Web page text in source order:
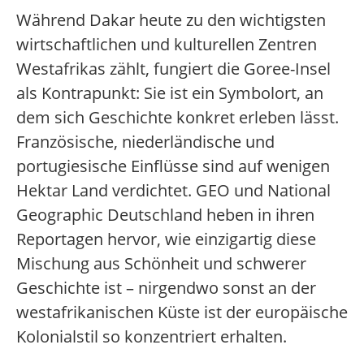
Während Dakar heute zu den wichtigsten
wirtschaftlichen und kulturellen Zentren
Westafrikas zählt, fungiert die Goree-Insel
als Kontrapunkt: Sie ist ein Symbolort, an
dem sich Geschichte konkret erleben lässt.
Französische, niederländische und
portugiesische Einflüsse sind auf wenigen
Hektar Land verdichtet. GEO und National
Geographic Deutschland heben in ihren
Reportagen hervor, wie einzigartig diese
Mischung aus Schönheit und schwerer
Geschichte ist – nirgendwo sonst an der
westafrikanischen Küste ist der europäische
Kolonialstil so konzentriert erhalten.